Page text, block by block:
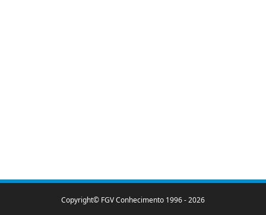
Copyright© FGV Conhecimento 1996 -2026